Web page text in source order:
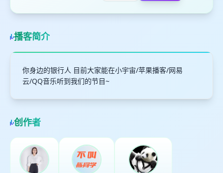
播客简介
你身边的银行人 目前大家能在小宇宙/苹果播客/网易
云/QQ音乐听到我们的节目~
创作者